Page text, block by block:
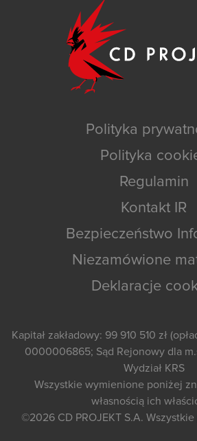
Polityka
Polityka
Regulamin
Kontakt IR
Bezpieczeństwo
Niezamówione
Deklaracje
Kapitał zakładowy: 99 910 510 zł
0000006865; Sąd Rejonowy dla
Wydział KRS
Wszystkie wymienione poniżej
własnością ich
©2026 CD PROJEKT S.A. Wszystkie